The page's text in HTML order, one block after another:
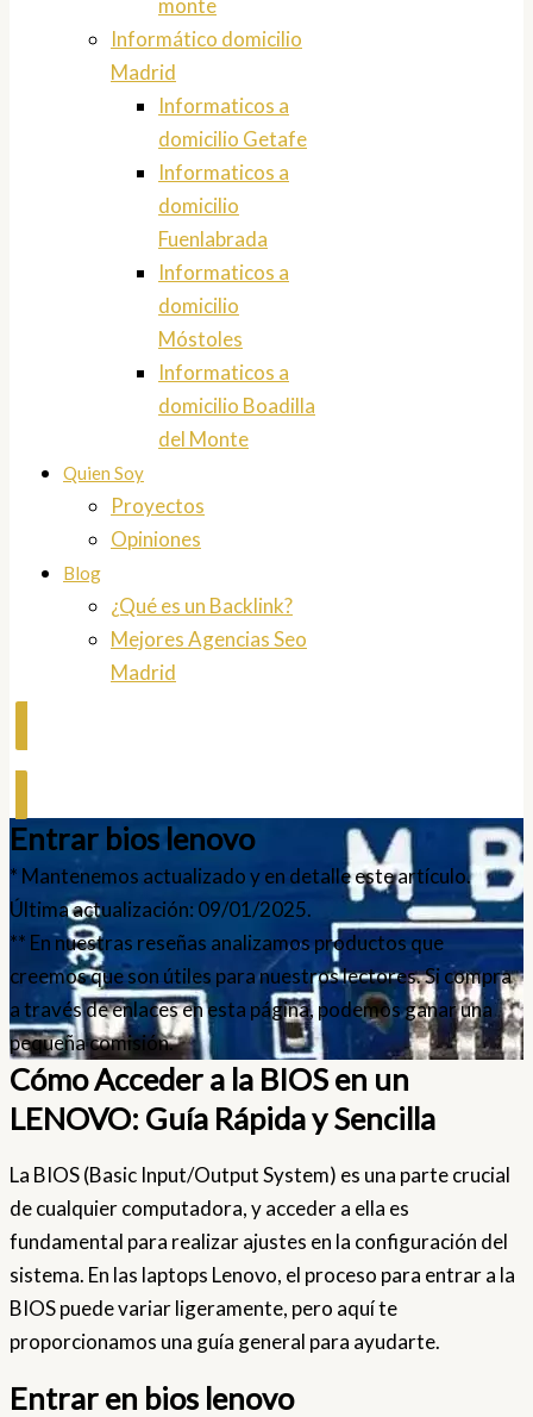
monte
Informático domicilio
Madrid
Informaticos a
domicilio Getafe
Informaticos a
domicilio
Fuenlabrada
Informaticos a
domicilio
Móstoles
Informaticos a
domicilio Boadilla
del Monte
Quien Soy
Proyectos
Opiniones
Blog
¿Qué es un Backlink?
Mejores Agencias Seo
Madrid
Entrar bios lenovo
* Mantenemos actualizado y en detalle este artículo.
Última actualización: 09/01/2025.
** En nuestras reseñas analizamos productos que
creemos que son útiles para nuestros lectores. Si compra
a través de enlaces en esta página, podemos ganar una
pequeña comisión.
Cómo Acceder a la BIOS en un
LENOVO: Guía Rápida y Sencilla
La BIOS (Basic Input/Output System) es una parte crucial
de cualquier computadora, y acceder a ella es
fundamental para realizar ajustes en la configuración del
sistema. En las laptops Lenovo, el proceso para entrar a la
BIOS puede variar ligeramente, pero aquí te
proporcionamos una guía general para ayudarte.
Entrar en bios lenovo